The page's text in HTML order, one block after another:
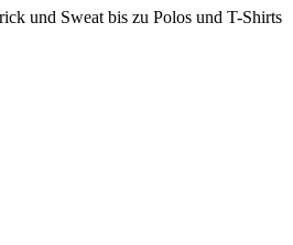
und Sweat bis zu Polos und T-Shirts